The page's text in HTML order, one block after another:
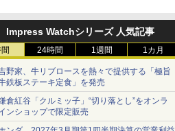
Impress Watchシリーズ 人気記事
24時間 1週間 1カ月
野家、牛リブロースを熱々で提供する「極旨
鉄板ステーキ定食」を発売
倉紅谷「クルミッ子」“切り落とし”をオンラ
ンショップで限定販売